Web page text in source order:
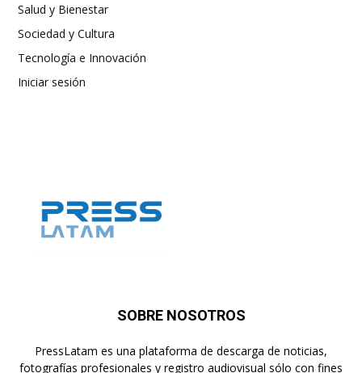
Salud y Bienestar
Sociedad y Cultura
Tecnología e Innovación
Iniciar sesión
SOBRE NOSOTROS
PressLatam es una plataforma de descarga de noticias,
fotografías profesionales y registro audiovisual sólo con fines